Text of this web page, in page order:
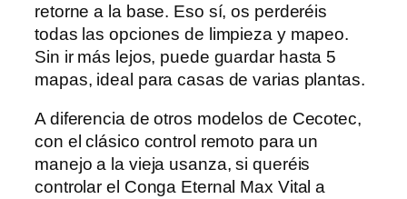
retorne a la base. Eso sí, os perderéis
todas las opciones de limpieza y mapeo.
Sin ir más lejos, puede guardar hasta 5
mapas, ideal para casas de varias plantas.
A diferencia de otros modelos de Cecotec,
con el clásico control remoto para un
manejo a la vieja usanza, si queréis
controlar el Conga Eternal Max Vital a